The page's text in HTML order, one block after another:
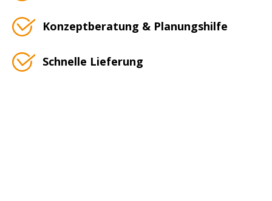
Konzeptberatung & Planungshilfe
Schnelle Lieferung